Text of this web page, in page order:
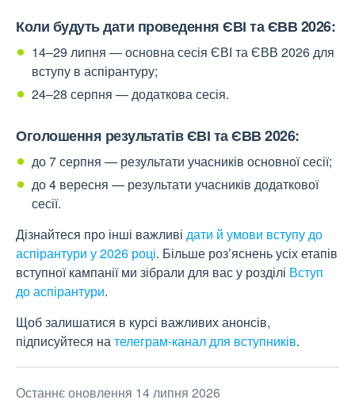
Коли будуть дати проведення ЄВІ та ЄВВ 2026:
14–29 липня — основна сесія ЄВІ та ЄВВ 2026 для
вступу в аспірантуру;
24–28 серпня — додаткова сесія.
Оголошення результатів ЄВІ та ЄВВ 2026:
до 7 серпня — результати учасників основної сесії;
до 4 вересня — результати учасників додаткової
сесії.
Дізнайтеся про інші важливі дати й умови вступу до
аспірантури у 2026 році. Більше роз’яснень усіх етапів
вступної кампанії ми зібрали для вас у розділі Вступ
до аспірантури.
Щоб залишатися в курсі важливих анонсів,
підписуйтеся нателеграм-канал для вступників.
Останнє оновлення 14 липня 2026